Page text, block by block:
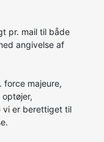
pr. mail til både
angivelse af
force majeure,
vi er berettiget til